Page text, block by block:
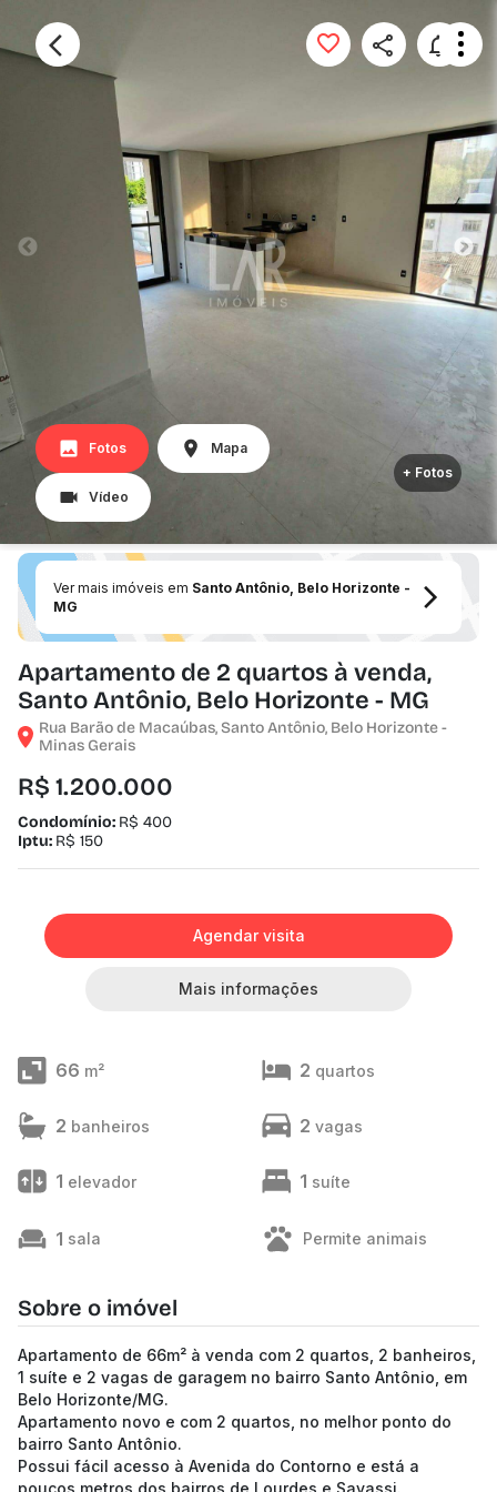
Fotos Mapa
Vídeo
+ Fotos
Ver mais imóveis em Santo Antônio, Belo Horizonte -
MG
Apartamento de 2 quartos à venda,
Santo Antônio, Belo Horizonte - MG
Rua Barão de Macaúbas, Santo Antônio, Belo Horizonte -
Minas Gerais
R$ 1.200.000
Condomínio: R$ 400
Iptu: R$ 150
Agendar visita
Mais informações
66 m² 2 quartos
2 banheiros 2 vagas
1 elevador 1 suíte
1 sala Permite animais
Sobre o imóvel
Apartamento de 66m² à venda com 2 quartos, 2 banheiros,
1 suíte e 2 vagas de garagem no bairro Santo Antônio, em
Belo Horizonte/MG.
Apartamento novo e com 2 quartos, no melhor ponto do
bairro Santo Antônio.
Possui fácil acesso à Avenida do Contorno e está a
poucos metros dos bairros de Lourdes e Savassi.